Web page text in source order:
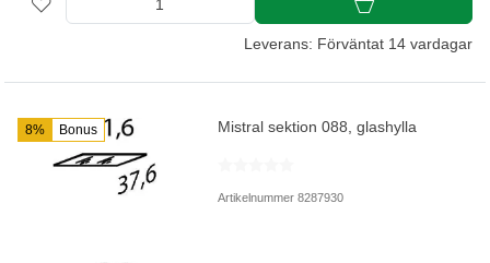
Leverans: Förväntat 14 vardagar
8% Bonus Mistral sektion 088, glashylla
Artikelnummer 8287930